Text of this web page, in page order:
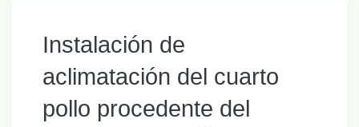
Instalación de
aclimatación del cuarto
pollo procedente del